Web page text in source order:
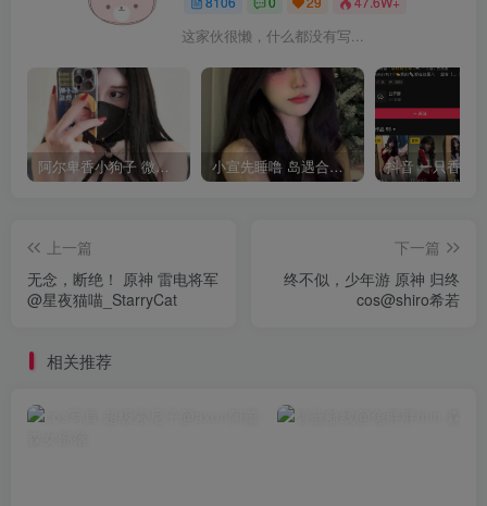
这家伙很懒，什么都没有写...
阿尔卑香小狗子 微密圈合集[40套][持续更新2023.12.14] 小宣先睡噜 岛遇合集[持续更新2025.08.27]
上一篇
无念，断绝！ 原神 雷电将军
@星夜猫喵_StarryCat
下一篇
终不似，少年游 原神 归终
cos@shiro希若
相关推荐